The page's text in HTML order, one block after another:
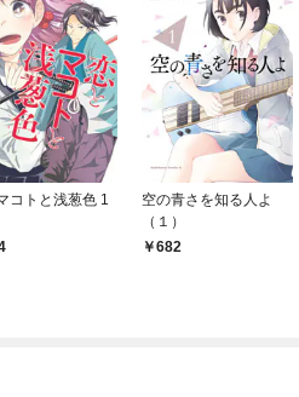
コトと浅葱色 1
空の青さを知る人よ
（１）
682